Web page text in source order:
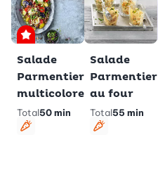
Premium
Salade
Parmentier
multicolore
Total50 min
Végétarien
Salade
Parmentier
au four
Total55 min
Végétarien